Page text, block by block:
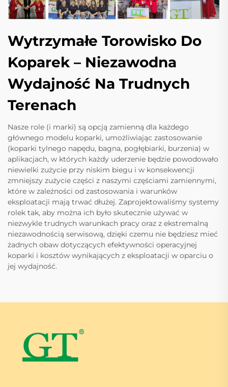
Wytrzymałe Torowisko Do
Koparek – Niezawodna
Wydajność Na Trudnych
Terenach
Nasze role (i marki) są opcją zamienną dla każdego
głównego modelu koparki, umożliwiając zastosowanie
(koparki tylnego napędu, bagna, pogłębiarki, burzenia) w
aplikacjach, w których każdy uderzenie będzie powodowało
niewielki zużycie przy niskim biegu i w konsekwencji
zmniejszy zużycie części z naszymi częściami zamiennymi,
które w zależności od zastosowania i warunków
eksploatacji mają trwać dłużej. Zaprojektowaliśmy systemy
rolek tak, aby można ich było skutecznie używać w
niezwykle trudnych warunkach pracy oraz z ekstremalną
niezawodnością serwisową, dzięki czemu nie będziesz mieć
żadnych obaw dotyczących efektywności operacyjnej
koparki i kosztów wynikających z eksploatacji w oparciu o
jej wydajność.